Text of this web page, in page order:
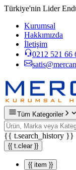
Türkiye'nin Lider
Kurumsal
Hakkımızda
İletişim
0212 521 66
Tüm Kategoriler
{{ t.search_history }}
{{ t.clear }}
{{ item }}